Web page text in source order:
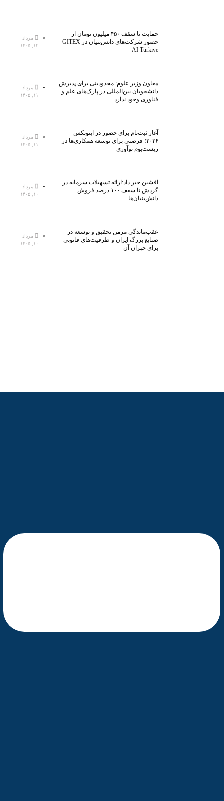
حمایت تا سقف ۴۵۰ میلیون تومان از
حضور شرکت‌های دانش‌بنیان در GITEX
AI Türkiye
مرداد
۱۲, ۱۴۰۵
معاون وزیر علوم: محدودیتی برای پذیرش
دانشجویان بین‌المللی در پارک‌های علم و
فناوری وجود ندارد
مرداد
۱۱, ۱۴۰۵
آغاز ثبت‌نام برای حضور در اینوتکس
۲۰۲۶؛ فرصتی برای توسعه همکاری‌ها در
زیست‌بوم نوآوری
مرداد
۱۱, ۱۴۰۵
افشین خبر داد:ارائه تسهیلات سرمایه در
گردش تا سقف ۱۰۰ درصد فروش
دانش‌بنیان‌ها
مرداد
۱۰, ۱۴۰۵
عقب‌ماندگی مزمن تحقیق و توسعه در
صنایع بزرگ ایران و ظرفیت‌های قانونی
برای جبران آن
مرداد
۱۰, ۱۴۰۵